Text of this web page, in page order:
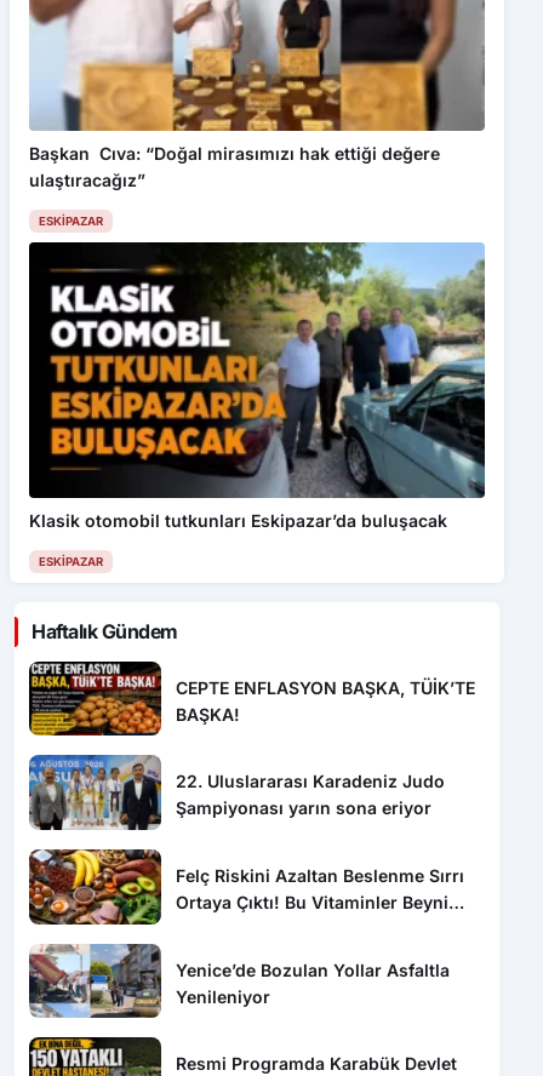
Başkan Cıva: “Doğal mirasımızı hak ettiği değere
ulaştıracağız”
ESKIPAZAR
Klasik otomobil tutkunları Eskipazar’da buluşacak
ESKIPAZAR
Haftalık Gündem
CEPTE ENFLASYON BAŞKA, TÜİK’TE
BAŞKA!
22. Uluslararası Karadeniz Judo
Şampiyonası yarın sona eriyor
Felç Riskini Azaltan Beslenme Sırrı
Ortaya Çıktı! Bu Vitaminler Beyni
Yenice’de Bozulan Yollar Asfaltla
Yenileniyor
Resmi Programda Karabük Devlet